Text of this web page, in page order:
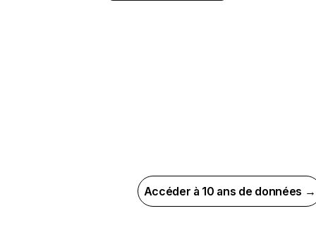
Accéder à 10 ans de données →